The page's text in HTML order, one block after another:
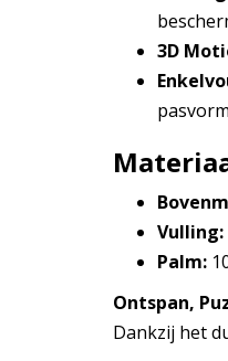
3D
Vulling:
Palm:
Ontspan,
Dankzij het